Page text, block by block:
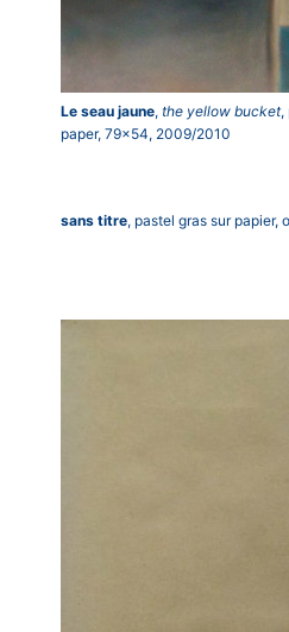
Le seau jaune, the yellow bucket,
paper, 79×54, 2009/2010
sans titre, pastel gras sur